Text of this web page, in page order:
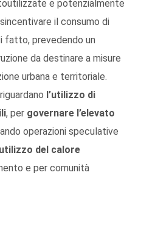
e potenzialmente
il consumo di
fatto, prevedendo un
da destinare a misure
urbana e territoriale.
l’utilizzo di
, per governare l’elevato
operazioni speculative
del calore
e per comunità